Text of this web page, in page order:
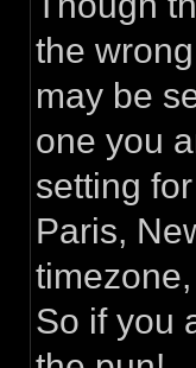
the
may be
one you
setting
Paris,
So if you